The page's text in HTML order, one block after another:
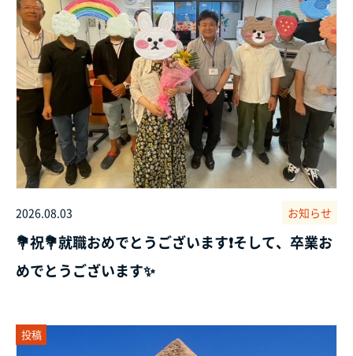
2026.08.03 お知らせ
💐祝💐就職おめでとうございます❗そして、卒業お
めでとうございます✨
投稿